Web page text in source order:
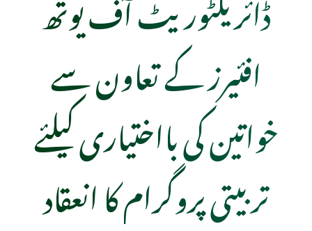
افئیرز کے تعاون سے
خواتین کی بااختیاری کیلئے
تربیتی پروگرام کا انعقاد